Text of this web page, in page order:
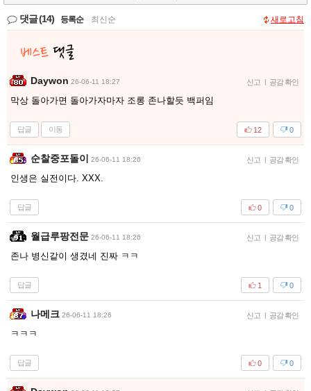
댓글(14) 등록순 최신순 새로고침
Daywon 26-06-11 18:27 신고 | 공감 확인
막상 돌아가면 돌아가자마자 조롱 존나할듯 백퍼임
답글 이동 0
12
순찰중포돌이 26-06-11 18:26 신고 | 공감 확인
인생은 실전이다. XXX.
답글 0
0
월급루팡전문 26-06-11 18:26 신고 | 공감 확인
존나 병신같이 생겼네 진짜 ㅋㅋ
답글 0
1
나메크 26-06-11 18:26 신고 | 공감 확인
ㅋㅋㅋ
답글 0
0